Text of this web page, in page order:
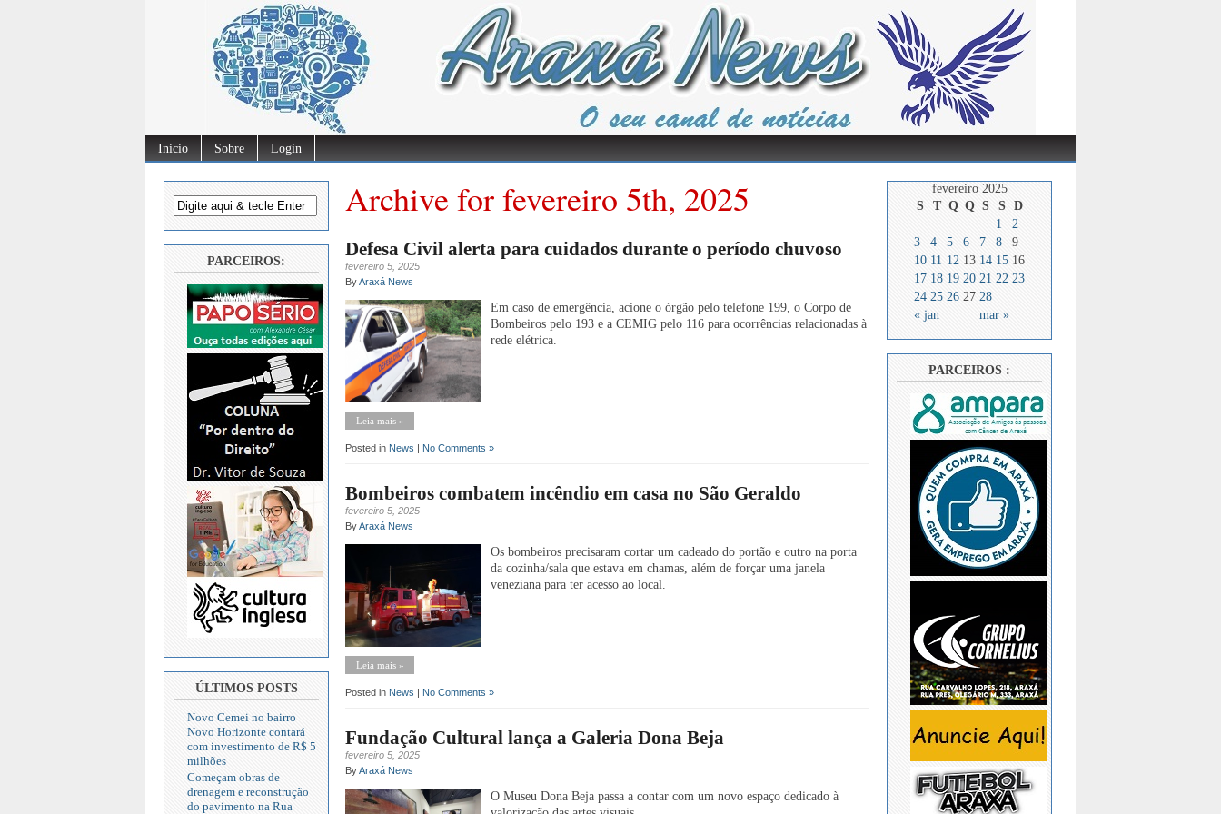
Inicio Sobre Login
PARCEIROS:
ÚLTIMOS POSTS
Novo Cemei no bairro
Novo Horizonte contará
com investimento de R$ 5
milhões
Começam obras de
drenagem e reconstrução
do pavimento na Rua
Archive for fevereiro 5th, 2025
Defesa Civil alerta para cuidados durante o período chuvoso
fevereiro 5, 2025
ByAraxá News
Em caso de emergência, acione o órgão pelo telefone 199, o Corpo de
Bombeiros pelo 193 e a CEMIG pelo 116 para ocorrências relacionadas à
rede elétrica.
Leia mais »
Posted in News No Comments »
Bombeiros combatem incêndio em casa no São Geraldo
fevereiro 5, 2025
ByAraxá News
Os bombeiros precisaram cortar um cadeado do portão e outro na porta
da cozinha/sala que estava em chamas, além de forçar uma janela
veneziana para ter acesso ao local.
Leia mais »
Posted in News | No Comments »
Fundação Cultural lança a Galeria Dona Beja
fevereiro 5, 2025
ByAraxá News
O Museu Dona Beja passa a contar com um novo espaço dedicado à
fevereiro 2025
S
T Q Q S S D
« jan mar »
1
2
3
4 5 6 7 8
9
10 11 12 13 14 15 16
17 18 19 20 21 22 23
24 25 26 27 28
PARCEIROS :